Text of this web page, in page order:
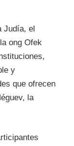
Judía, el
ong Ofek
y
que ofrecen
la